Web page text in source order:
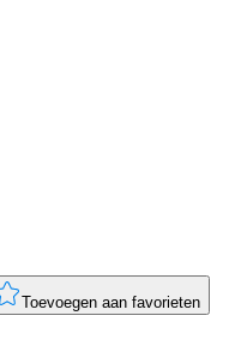
Toevoegen aan favorieten